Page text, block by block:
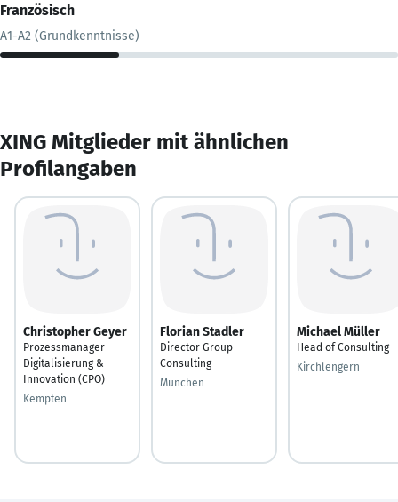
Französisch
A1-A2 (Grundkenntnisse)
XING Mitglieder mit ähnlichen
Profilangaben
Christopher Geyer
Prozessmanager
Digitalisierung &
Innovation (CPO)
Kempten
Florian Stadler
Director Group
Consulting
München
Michael Müller
Head of Consulting
Kirchlengern